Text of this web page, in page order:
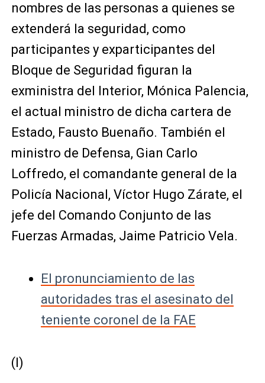
nombres de las personas a quienes se
extenderá la seguridad, como
participantes y exparticipantes del
Bloque de Seguridad figuran la
exministra del Interior, Mónica Palencia,
el actual ministro de dicha cartera de
Estado, Fausto Buenaño. También el
ministro de Defensa, Gian Carlo
Loffredo, el comandante general de la
Policía Nacional, Víctor Hugo Zárate, el
jefe del Comando Conjunto de las
Fuerzas Armadas, Jaime Patricio Vela.
El pronunciamiento de las
autoridades tras el asesinato del
teniente coronel de la FAE
(I)